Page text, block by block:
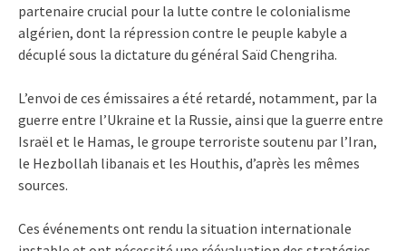
partenaire crucial pour la lutte contre le colonialisme
algérien, dont la répression contre le peuple kabyle a
décuplé sous la dictature du général Saïd Chengriha.
L’envoi de ces émissaires a été retardé, notamment, par la
guerre entre l’Ukraine et la Russie, ainsi que la guerre entre
Israël et le Hamas, le groupe terroriste soutenu par l’Iran,
le Hezbollah libanais et les Houthis, d’après les mêmes
sources.
Ces événements ont rendu la situation internationale